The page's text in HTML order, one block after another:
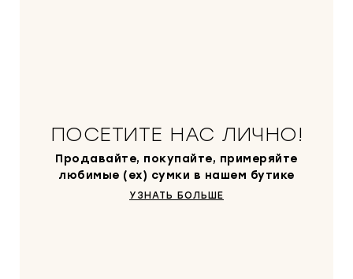
ПОСЕТИТЕ НАС ЛИЧНО!
Продавайте, покупайте, примеряйте
любимые (ex) сумки в нашем бутике
УЗНАТЬ БОЛЬШЕ